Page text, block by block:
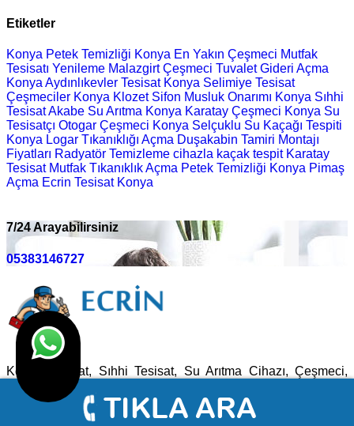
Etiketler
Konya Petek Temizliği Konya En Yakın Çeşmeci Mutfak
Tesisatı Yenileme Malazgirt Çeşmeci Tuvalet Gideri Açma
Konya Aydınlıkevler Tesisat Konya Selimiye Tesisat
Çeşmeciler Konya Klozet Sifon Musluk Onarımı Konya Sıhhi
TesisatAkabe Su Arıtma Konya Karatay Çeşmeci Konya Su
Tesisatçı Otogar Çeşmeci Konya Selçuklu Su Kaçağı Tespiti
Konya Logar Tıkanıklığı Açma Duşakabin Tamiri Montajı
Fiyatları Radyatör Temizleme cihazla kaçak tespit Karatay
Tesisat Mutfak Tıkanıklık Açma Petek Temizliği Konya Pimaş
Açma Ecrin Tesisat Konya
7/24 Arayabilirsiniz
05383146727
Konya Tesisat, Sıhhi Tesisat, Su Arıtma Cihazı, Çeşmeci,
Tesisatçı, Kameralı Su Kaçağı Tespiti Konya 7/24 Tıkanıklık
Açma Tesisat Ustamız 30 Dakikada Yanınızda Olacaktır.